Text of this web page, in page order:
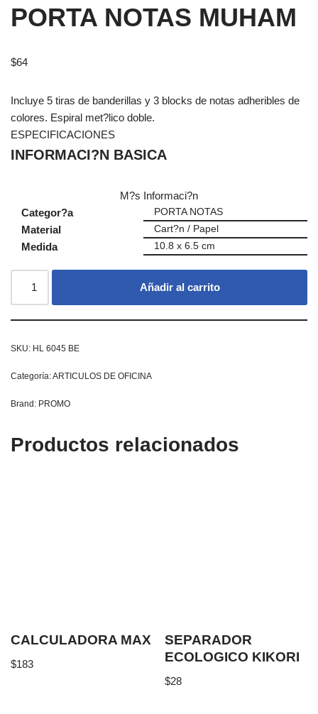
PORTA NOTAS MUHAM
$64
Incluye 5 tiras de banderillas y 3 blocks de notas adheribles de
colores. Espiral met?lico doble.
ESPECIFICACIONES
INFORMACI?N BASICA
M?s Informaci?n
Categor?a
PORTA NOTAS
Material Cart?n / Papel
Medida 10.8 x 6.5 cm
Añadir al carrito
SKU: HL 6045 BE
Categoría:ARTICULOS DE OFICINA
Brand: PROMO
Productos relacionados
CALCULADORA MAX
$183
SEPARADOR
ECOLOGICO KIKORI
$28